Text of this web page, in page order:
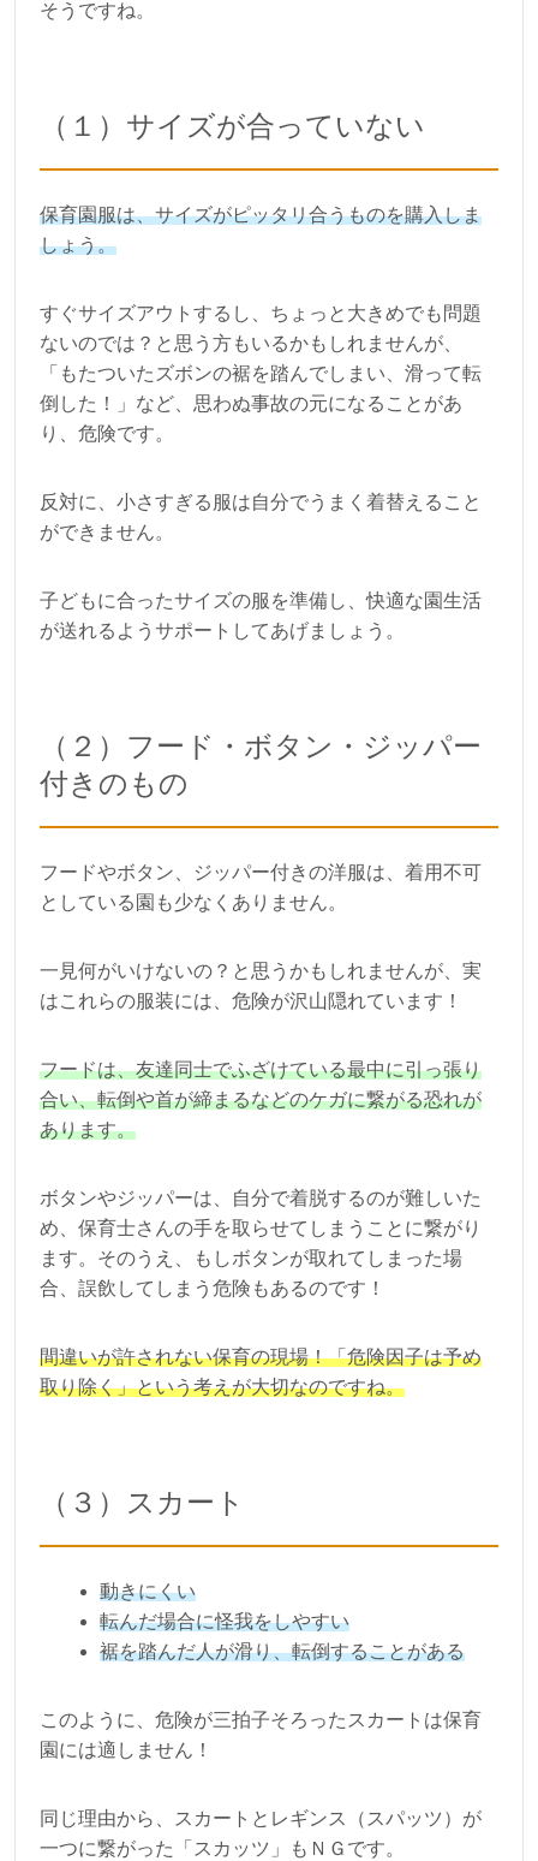
そうですね。
（１）サイズが合っていない
保育園服は、サイズがピッタリ合うものを購入しま
しょう。
すぐサイズアウトするし、ちょっと大きめでも問題
ないのでは？と思う方もいるかもしれませんが、
「もたついたズボンの裾を踏んでしまい、滑って転
倒した！」など、思わぬ事故の元になることがあ
り、危険です。
反対に、小さすぎる服は自分でうまく着替えること
ができません。
子どもに合ったサイズの服を準備し、快適な園生活
が送れるようサポートしてあげましょう。
（２）フード・ボタン・ジッパー
付きのもの
フードやボタン、ジッパー付きの洋服は、着用不可
としている園も少なくありません。
一見何がいけないの？と思うかもしれませんが、実
はこれらの服装には、危険が沢山隠れています！
フードは、友達同士でふざけている最中に引っ張り
合い、転倒や首が締まるなどのケガに繋がる恐れが
あります。
ボタンやジッパーは、自分で着脱するのが難しいた
め、保育士さんの手を取らせてしまうことに繋がり
ます。そのうえ、もしボタンが取れてしまった場
合、誤飲してしまう危険もあるのです！
間違いが許されない保育の現場！「危険因子は予め
取り除く」という考えが大切なのですね。
（３）スカート
動きにくい
転んだ場合に怪我をしやすい
裾を踏んだ人が滑り、転倒することがある
このように、危険が三拍子そろったスカートは保育
園には適しません！
同じ理由から、スカートとレギンス（スパッツ）が
一つに繋がった「スカッツ」もＮＧです。